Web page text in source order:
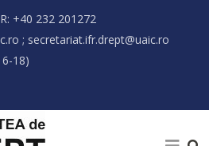
+40 232 201272
; secretariat.ifr.drept@uaic.ro
18)